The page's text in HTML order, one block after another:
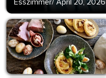
Esszimmer/ April 20, 2026